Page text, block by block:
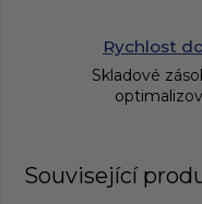
Rychlost
Skladové
Související